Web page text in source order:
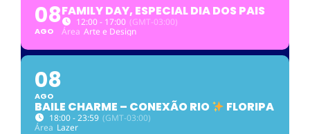
08
AGO
FAMILY DAY, ESPECIAL DIA DOS PAIS
12:00 - 17:00 (GMT-03:00)
Área Arte e Design
08
AGO
BAILE CHARME – CONEXÃO RIO FLORIPA
18:00 - 23:59 (GMT-03:00)
Área Lazer